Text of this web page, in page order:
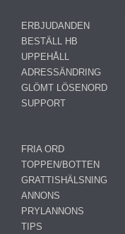
ERBJUDANDEN
BESTÄLL HB
UPPEHÅLL
ADRESSÄNDRING
GLÖMT LÖSENORD
SUPPORT
FRIA ORD
TOPPEN/BOTTEN
GRATTISHÄLSNING
ANNONS
PRYLANNONS
TIPS